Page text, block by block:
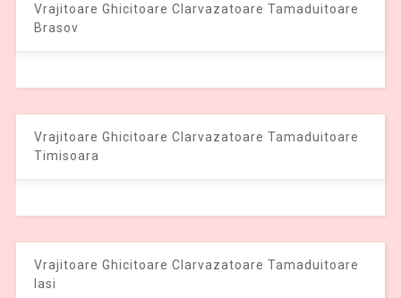
Vrajitoare Ghicitoare Clarvazatoare Tamaduitoare
Brasov
Vrajitoare Ghicitoare Clarvazatoare Tamaduitoare
Timisoara
Vrajitoare Ghicitoare Clarvazatoare Tamaduitoare
Iasi